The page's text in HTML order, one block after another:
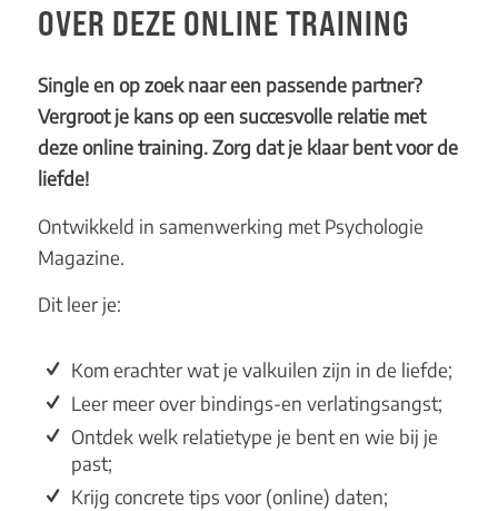
OVER DEZE ONLINE TRAINING
Single en op zoek naar een passende partner?
Vergroot je kans op een succesvolle relatie met
deze online training. Zorg dat je klaar bent voor de
liefde!
Ontwikkeld in samenwerking met Psychologie
Magazine.
Dit leer je:
Kom erachter wat je valkuilen zijn in de liefde;
Leer meer over bindings-en verlatingsangst;
Ontdek welk relatietype je bent en wie bij je
past;
Krijg concrete tips voor (online) daten;